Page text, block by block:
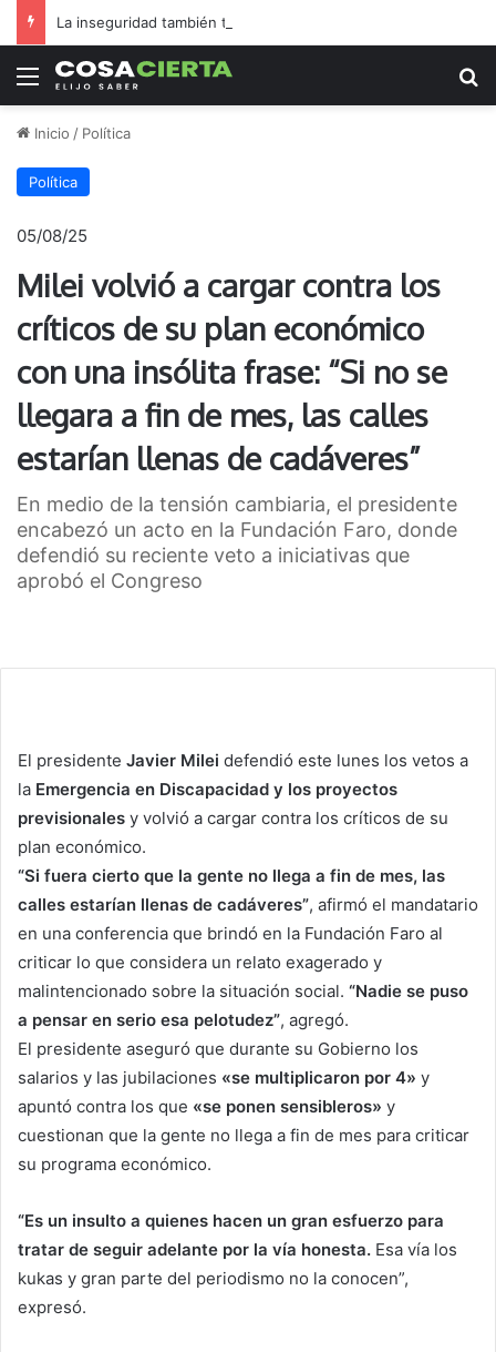
La inseguridad también tiene intendentes
Menú
Inicio / Política
Política
05/08/25
Milei volvió a cargar contra los
críticos de su plan económico
con una insólita frase: “Si no se
llegara a fin de mes, las calles
estarían llenas de cadáveres”
En medio de la tensión cambiaria, el presidente
encabezó un acto en la Fundación Faro, donde
defendió su reciente veto a iniciativas que
aprobó el Congreso
El presidente Javier Milei defendió este lunes los vetos a
la Emergencia en Discapacidad y los proyectos
previsionales y volvió a cargar contra los críticos de su
plan económico.
“Si fuera cierto que la gente no llega a fin de mes, las
calles estarían llenas de cadáveres”, afirmó el mandatario
en una conferencia que brindó en la Fundación Faro al
criticar lo que considera un relato exagerado y
malintencionado sobre la situación social. “Nadie se puso
a pensar en serio esa pelotudez”, agregó.
El presidente aseguró que durante su Gobierno los
salarios y las jubilaciones «se multiplicaron por 4» y
apuntó contra los que «se ponen sensibleros» y
cuestionan que la gente no llega a fin de mes para criticar
su programa económico.
“Es un insulto a quienes hacen un gran esfuerzo para
tratar de seguir adelante por la vía honesta. Esa vía los
kukas y gran parte del periodismo no la conocen”,
expresó.